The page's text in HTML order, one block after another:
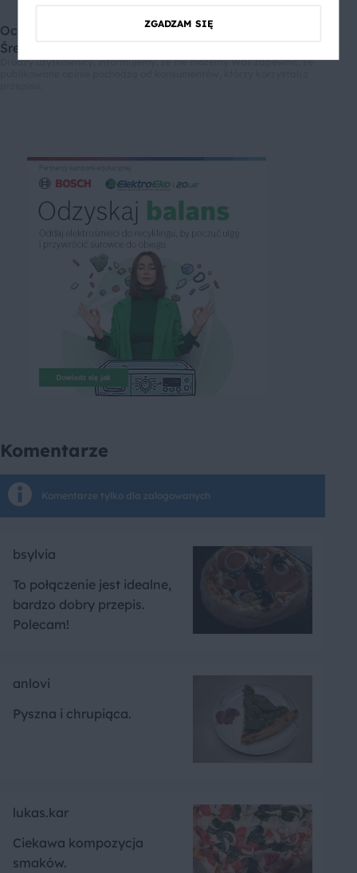
Oceń przepis
Średnia ocen: 2, Liczba ocen: 2
Drodzy użytkownicy, informujemy, że nie możemy Was zapewnić, że
Komentarze
Komentarze tylko dla zalogowanych
bsylvia
To połączenie jest idealne,
bardzo dobry przepis.
Polecam!
anlovi
Pyszna i chrupiąca.
lukas.kar
Ciekawa kompozycja
smaków.
ZGADZAM SIĘ